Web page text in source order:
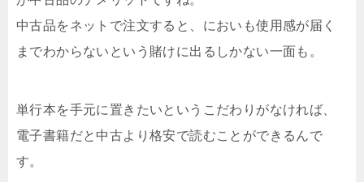
中古品をネットで注文すると、においも使用感が届く
までわからないという賭けに出るしかない一面も。
単行本を手元に置きたいというこだわりがなければ、
電子書籍だと中古より格安で読むことができるんで
す。